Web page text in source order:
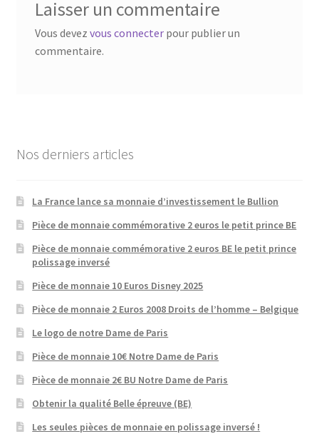
Laisser un commentaire
Vous devez vous connecterpour publier un
commentaire.
Nos derniers articles
La France lance sa monnaie d’investissement le Bullion
Pièce de monnaie commémorative 2 euros le petit prince BE
Pièce de monnaie commémorative 2 euros BE le petit prince
polissage inversé
Pièce de monnaie 10 Euros Disney 2025
Pièce de monnaie 2 Euros 2008 Droits de l’homme – Belgique
Le logo de notre Dame de Paris
Pièce de monnaie 10€ Notre Dame de Paris
Pièce de monnaie 2€ BU Notre Dame de Paris
Obtenir la qualité Belle épreuve (BE)
Les seules pièces de monnaie en polissage inversé !